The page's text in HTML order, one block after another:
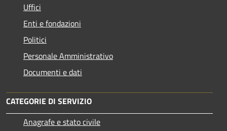
Uffici
Enti e fondazioni
Politici
Personale Amministrativo
Documenti e dati
CATEGORIE DI SERVIZIO
Anagrafe e stato civile